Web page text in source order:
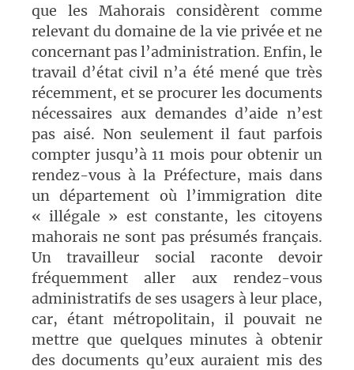
que les Mahorais considèrent comme
relevant du domaine de la vie privée et ne
concernant pas l’administration. Enfin, le
travail d’état civil n’a été mené que très
récemment, et se procurer les documents
nécessaires aux demandes d’aide n’est
pas aisé. Non seulement il faut parfois
compter jusqu’à 11 mois pour obtenir un
rendez-vous à la Préfecture, mais dans
un département où l’immigration dite
« illégale » est constante, les citoyens
mahorais ne sont pas présumés français.
Un travailleur social raconte devoir
fréquemment aller aux rendez-vous
administratifs de ses usagers à leur place,
car, étant métropolitain, il pouvait ne
mettre que quelques minutes à obtenir
des documents qu’euxauraient mis des